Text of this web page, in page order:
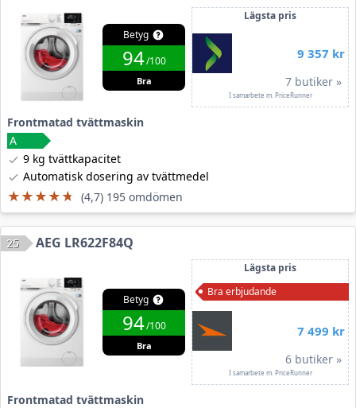
Betyg
94/100
Bra
Lägsta pris
9 357 kr
7 butiker »
I samarbete m. PriceRunner
Frontmatad tvättmaskin
9 kg tvättkapacitet
Automatisk dosering av tvättmedel
★★★★★
★★★★★ (4,7) 195 omdömen
25 AEG LR622F84Q
Betyg
94/100
Bra
Lägsta pris
Bra erbjudande
7 499 kr
6 butiker »
I samarbete m. PriceRunner
Frontmatad tvättmaskin